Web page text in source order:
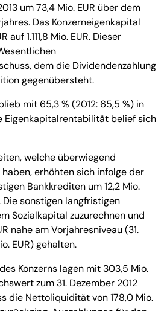
um 73,4 Mio. EUR über dem
Das Konzerneigenkapital
auf 1.111,8 Mio. EUR. Dieser
dem die Dividendenzahlung
gegenübersteht.
mit 65,3 % (2012: 65,5 %) in
Eigenkapitalrentabilität belief sich
welche überwiegend
erhöhten sich infolge der
Bankkrediten um 12,2 Mio.
Die sonstigen langfristigen
Sozialkapital zuzurechnen und
nahe am Vorjahresniveau (31.
EUR) gehalten.
Konzerns lagen mit 303,5 Mio.
zum 31. Dezember 2012
die Nettoliquidität von 178,0 Mio.